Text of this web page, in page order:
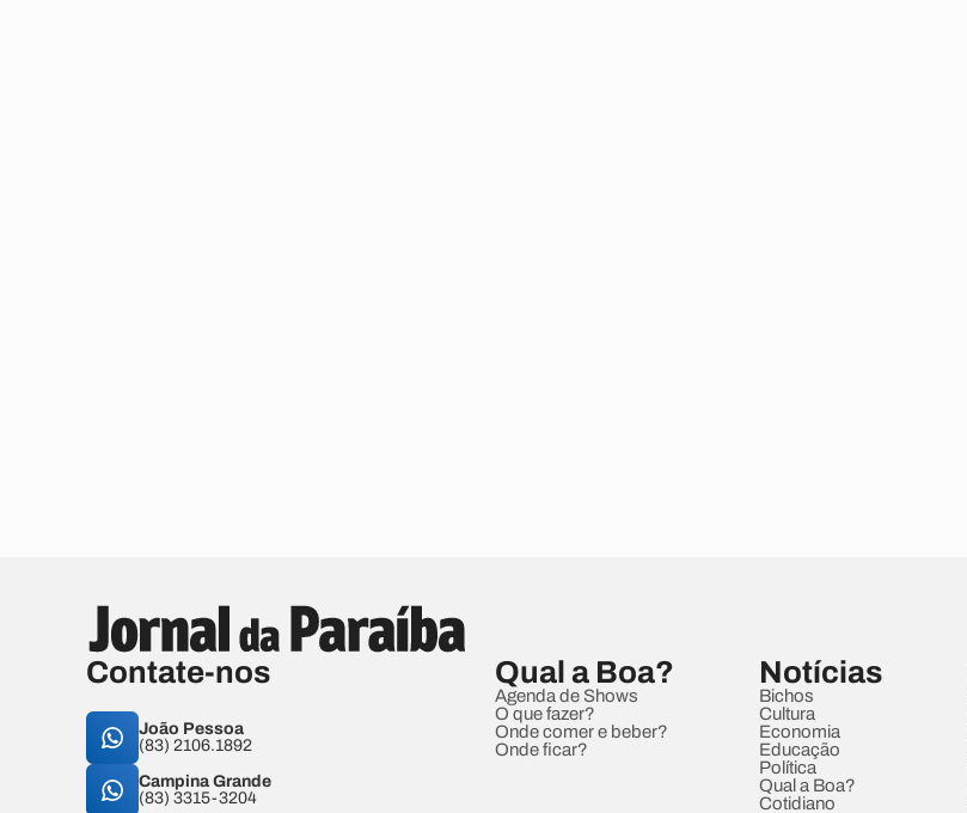
Contate-nos
João Pessoa
(83) 2106.1892
Campina Grande
(83) 3315-3204
Qual a Boa?
Agenda de Shows
O que fazer?
Onde comer e beber?
Onde ficar?
Notícias
Bichos
Cultura
Economia
Educação
Política
Qual a Boa?
Cotidiano